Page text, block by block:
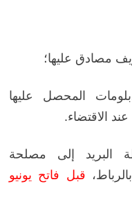
مصادق عليها؛
المحصل عليها
الاقتضاء.
البريد إلى مصلحة
قبل فاتح يونيو